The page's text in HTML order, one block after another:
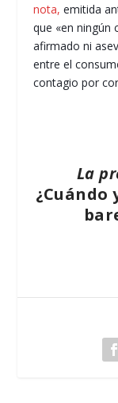
nota, emitida
que «en ningún
afirmado ni
entre el
contagio por
La
¿Cuándo